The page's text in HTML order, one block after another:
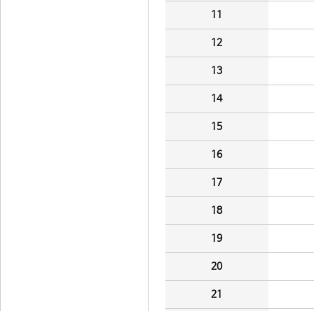
11
12
13
14
15
16
17
18
19
20
21